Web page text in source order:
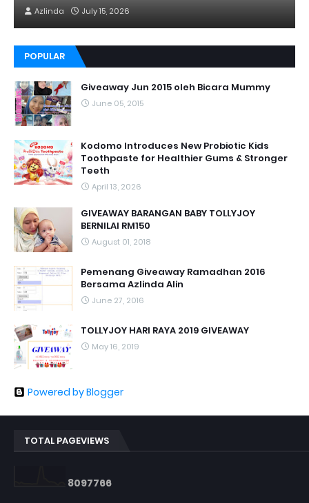
Azlinda July 15, 2026
POPULAR
Giveaway Jun 2015 oleh Bicara Mummy
June 05, 2015
Kodomo Introduces New Probiotic Kids
Toothpaste for Healthier Gums & Stronger
Teeth
April 13, 2026
GIVEAWAY BARANGAN BABY TOLLYJOY
BERNILAI RM150
August 01, 2018
Pemenang Giveaway Ramadhan 2016
Bersama Azlinda Alin
June 27, 2016
TOLLYJOY HARI RAYA 2019 GIVEAWAY
May 16, 2019
Powered by Blogger
TOTAL PAGEVIEWS
8097766